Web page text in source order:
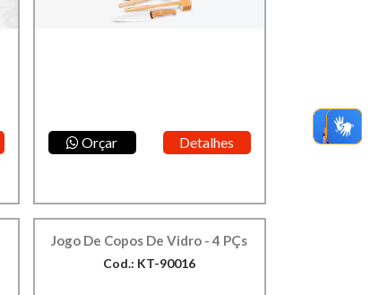
Orçar Detalhes
Jogo De Copos De Vidro - 4 PÇs
Cod.: KT-90016